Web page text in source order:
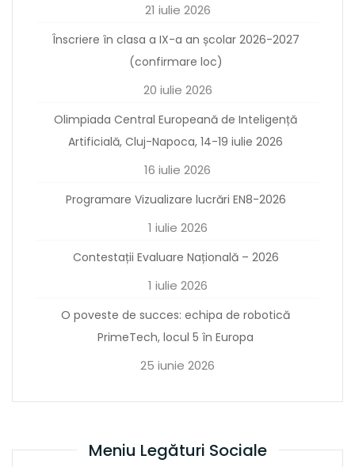
21 iulie 2026
Înscriere în clasa a IX-a an școlar 2026-2027
(confirmare loc)
20 iulie 2026
Olimpiada Central Europeană de Inteligență
Artificială, Cluj-Napoca, 14-19 iulie 2026
16 iulie 2026
Programare Vizualizare lucrări EN8-2026
1 iulie 2026
Contestații Evaluare Națională – 2026
1 iulie 2026
O poveste de succes: echipa de robotică
PrimeTech, locul 5 în Europa
25 iunie 2026
Meniu Legături Sociale